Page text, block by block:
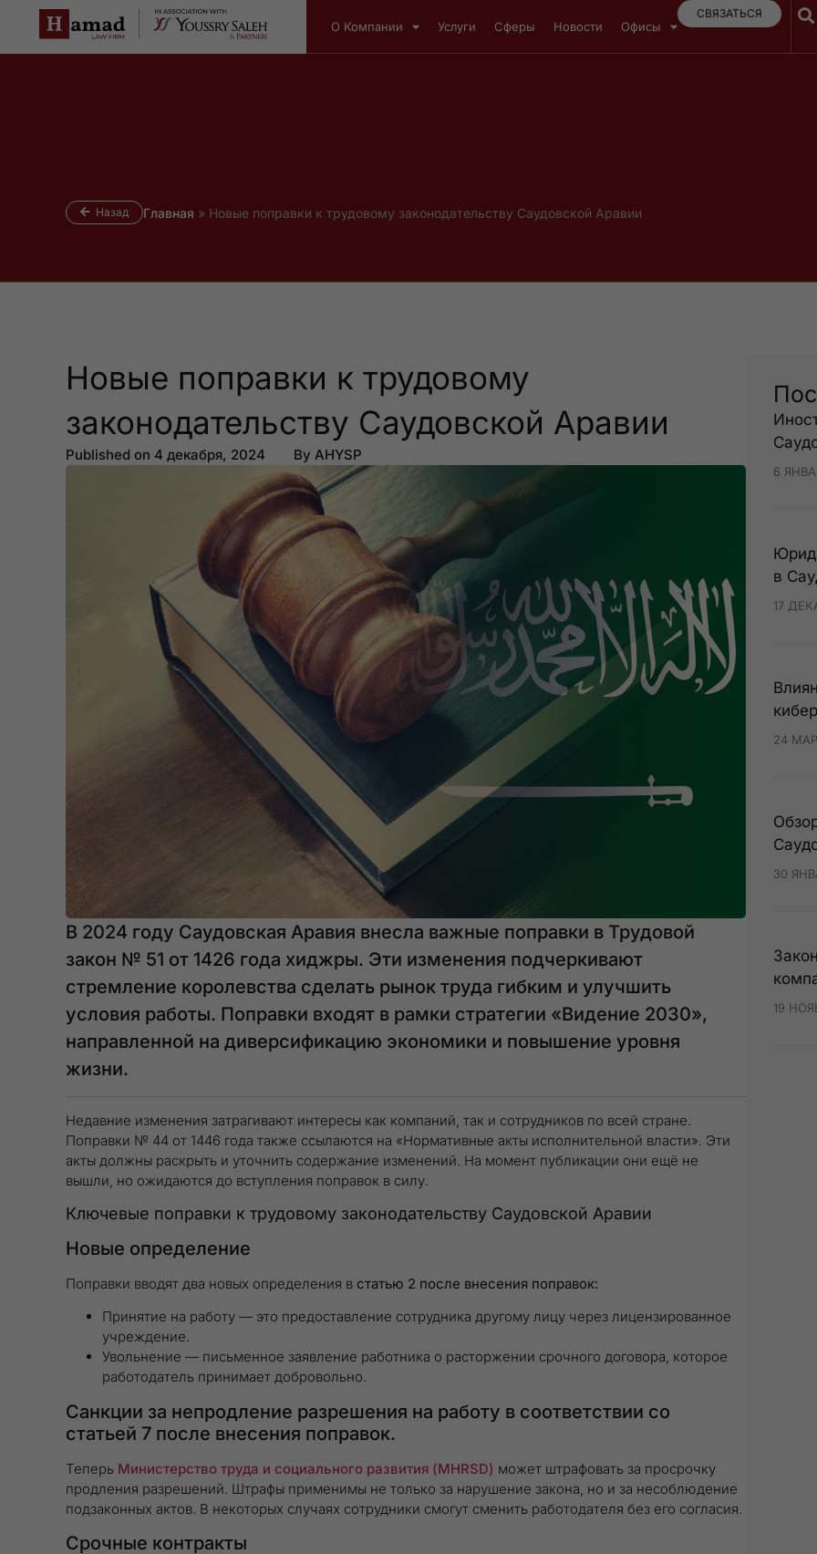
О Компании Услуги Сферы Новости Офисы
СВЯЗАТЬСЯ
Назад Главная » Новые поправки к трудовому законодательству Саудовской Аравии
Новые поправки к трудовому
законодательству Саудовской Аравии
Published on 4 декабря, 2024 By AHYSP
В 2024 году Саудовская Аравия внесла важные поправки в Трудовой
закон № 51 от 1426 года хиджры. Эти изменения подчеркивают
стремление королевства сделать рынок труда гибким и улучшить
условия работы. Поправки входят в рамки стратегии «Видение 2030»,
направленной на диверсификацию экономики и повышение уровня
жизни.
Недавние изменения затрагивают интересы как компаний, так и сотрудников по всей стране.
Поправки № 44 от 1446 года также ссылаются на «Нормативные акты исполнительной власти». Эти
акты должны раскрыть и уточнить содержание изменений. На момент публикации они ещё не
вышли, но ожидаются до вступления поправок в силу.
Ключевые поправки к трудовому законодательству Саудовской Аравии
Новые определение
Поправки вводят два новых определения в статью 2 после внесения поправок:
Принятие на работу — это предоставление сотрудника другому лицу через лицензированное
учреждение.
Увольнение — письменное заявление работника о расторжении срочного договора, которое
работодатель принимает добровольно.
Санкции за непродление разрешения на работу в соответствии со
статьей 7 после внесения поправок.
Теперь Министерство труда и социального развития (MHRSD) может штрафовать за просрочку
продления разрешений. Штрафы применимы не только за нарушение закона, но и за несоблюдение
подзаконных актов. В некоторых случаях сотрудники смогут сменить работодателя без его согласия.
Срочные контракты
6
в
17
24
30
19